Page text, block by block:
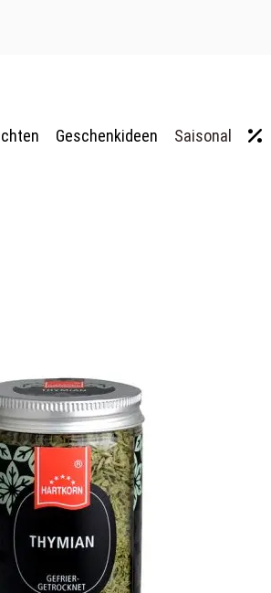
Geschenkideen Saisonal